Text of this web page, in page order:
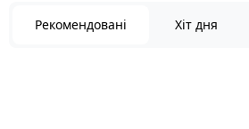
Рекомендовані Хіт дня